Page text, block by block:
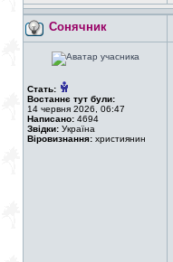
Сонячник
Стать:
Востаннє тут були:
14 червня 2026, 06:47
Написано: 4694
Звідки: Україна
Віровизнання: християнин